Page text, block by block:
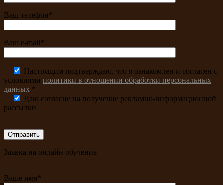
Ваш телефон*
Ваш e-mail*
Настоящим подтверждаю, что я ознакомлен и согласен с
условиями политики в отношении обработки персональных
данных.*
Даю согласие на получение рекламно-информационной
рассылки
Заявка на онлайн обучение
Ваше имя*